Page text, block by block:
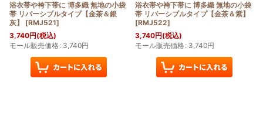
浴衣帯や袴下帯に 博多織 無地の小袋
帯 リバーシブルタイプ【金茶＆銀
灰】
[RMJ521]
3,740円(税込)
モール販売価格: 3,740円
浴衣帯や袴下帯に 博多織 無地の小袋
帯 リバーシブルタイプ【金茶＆紫】
[RMJ522]
3,740円(税込)
モール販売価格: 3,740円